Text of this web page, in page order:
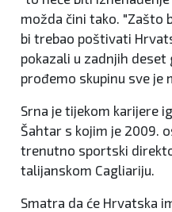
možda čini tako. "Zašto
bi trebao poštivati
pokazali u zadnjih deset
prođemo skupinu sve je
Srna je tijekom karijere
Šahtar s kojim je 2009.
trenutno sportski
talijanskom Cagliariju.
Smatra da će Hrvatska